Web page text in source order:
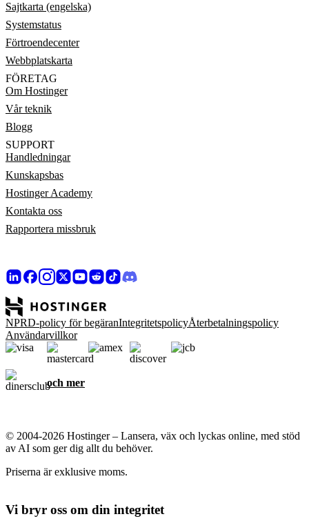
Sajtkarta (engelska)
Systemstatus
Förtroendecenter
Webbplatskarta
FÖRETAG
Om Hostinger
Vår teknik
Blogg
SUPPORT
Handledningar
Kunskapsbas
Hostinger Academy
Kontakta oss
Rapportera missbruk
NPRD-policy för begäranIntegritetspolicyÅterbetalningspolicy
Användarvillkor
och mer
© 2004-2026 Hostinger – Lansera, väx och lyckas online, med stöd
av AI som ger dig allt du behöver.
Priserna är exklusive moms.
Vi bryr oss om din integritet